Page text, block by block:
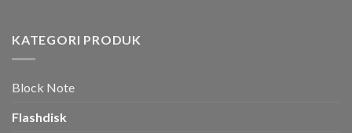
KATEGORI PRODUK
Block Note
Flashdisk